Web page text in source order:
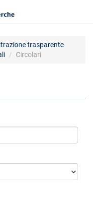
trasparente
Circolari